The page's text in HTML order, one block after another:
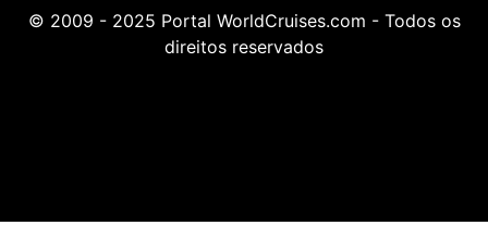
© 2009 - 2025 Portal WorldCruises.com - Todos os
direitos reservados